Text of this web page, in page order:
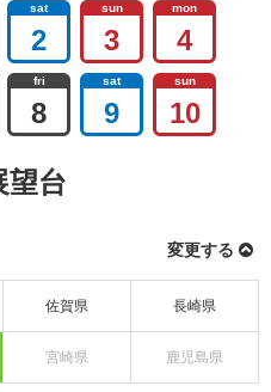
sat
2
sun
3
mon
4
fri
8
sat
9
sun
10
望台
変更する
佐賀県 長崎県
宮崎県 鹿児島県